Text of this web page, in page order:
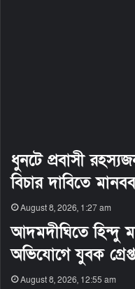
ধুনটে প্রবাসী
বিচার দাবিতে
August 8, 2026, 1:27 am
আদমদীঘিতে হিন্দু
অভিযোগে যুবক
August 8, 2026, 12:55 am